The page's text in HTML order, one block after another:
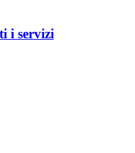
i servizi